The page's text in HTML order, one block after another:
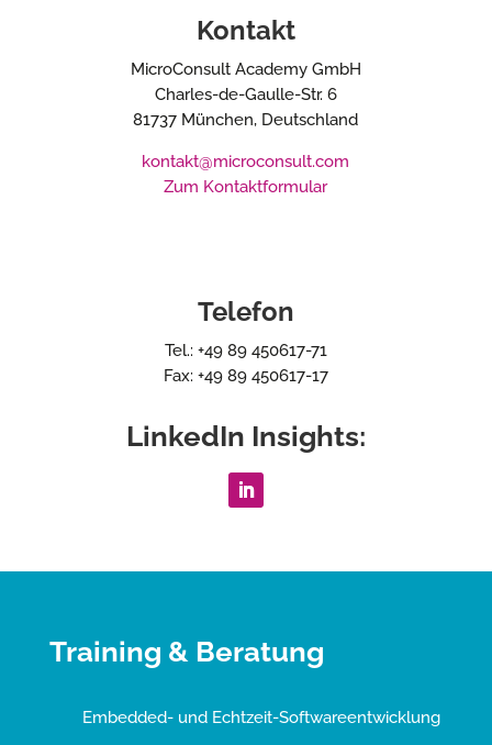
Kontakt
MicroConsult Academy GmbH
Charles-de-Gaulle-Str. 6
81737 München, Deutschland
kontakt@microconsult.com
Zum Kontaktformular
Telefon
Tel.: +49 89 450617-71
Fax: +49 89 450617-17
LinkedIn Insights:
Training & Beratung
Embedded- und Echtzeit-Softwareentwicklung